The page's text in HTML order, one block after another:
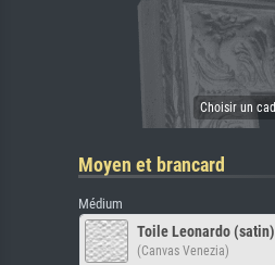
Moyen et brancard
Médium
Toile Leonardo (satin)
(Canvas Venezia)